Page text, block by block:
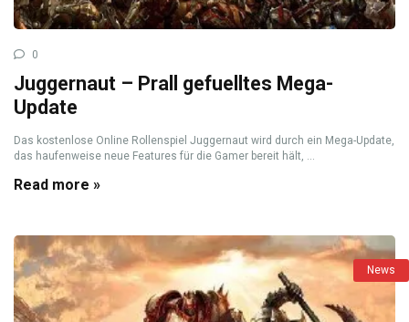
0
Juggernaut – Prall gefuelltes Mega-
Update
Das kostenlose Online Rollenspiel Juggernaut wird durch ein Mega-Update,
das haufenweise neue Features für die Gamer bereit hält, ...
Read more »
News